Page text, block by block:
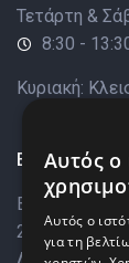
Τετάρτη &
8:30 -
Κυριακή:
Επικοινωνία
Βάρκιζας 8,
2033
Αυτός ο
Αυτός ο
για τη